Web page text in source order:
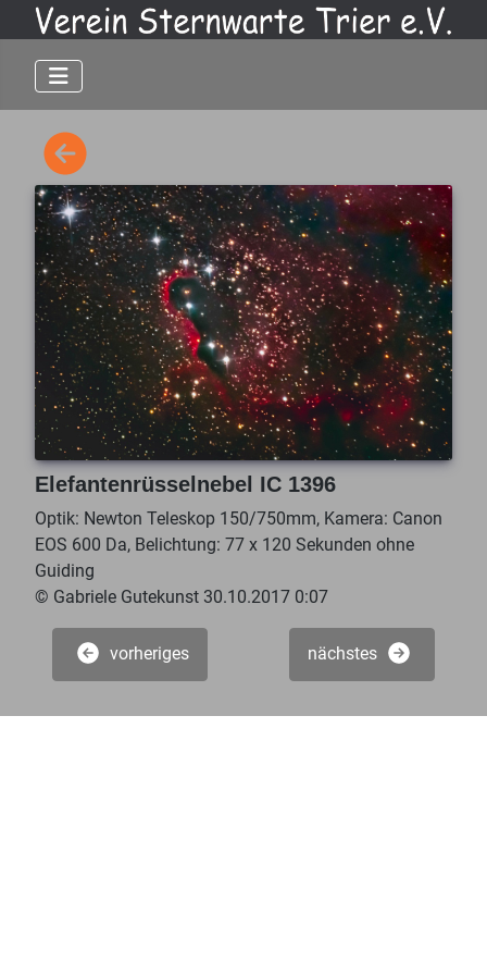
Elefantenrüsselnebel IC 1396
Optik: Newton Teleskop 150/750mm, Kamera: Canon
EOS 600 Da, Belichtung: 77 x 120 Sekunden ohne
Guiding
© Gabriele Gutekunst 30.10.2017 0:07
vorheriges nächstes